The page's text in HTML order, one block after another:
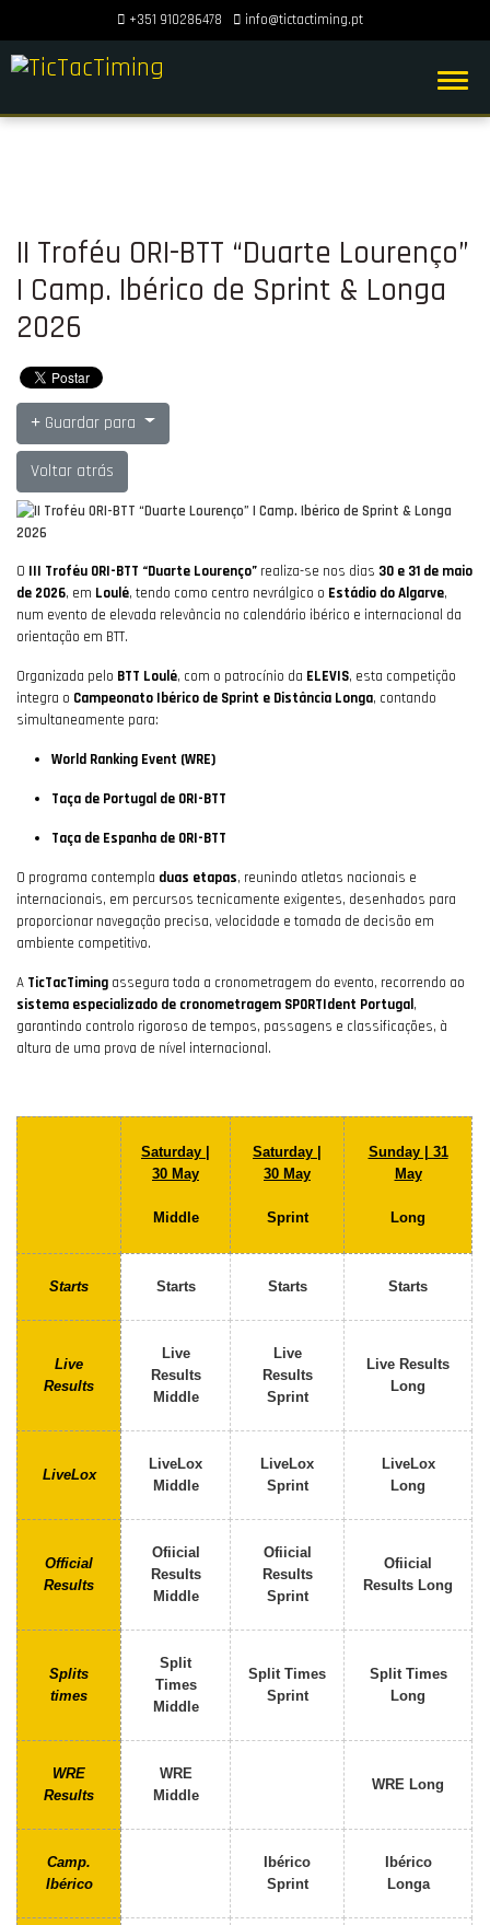
+351 910286478 info@tictactiming.pt
II Troféu ORI-BTT “Duarte Lourenço”
| Camp. Ibérico de Sprint & Longa
2026
Guardar para
Voltar atrás
O III Troféu ORI-BTT “Duarte Lourenço” realiza-se nos dias 30 e 31 de maio
de 2026, em Loulé, tendo como centro nevrálgico o Estádio do Algarve,
num evento de elevada relevância no calendário ibérico e internacional da
orientação em BTT.
Organizada pelo BTT Loulé, com o patrocínio da ELEVIS, esta competição
integra o Campeonato Ibérico de Sprint e Distância Longa, contando
simultaneamente para:
World Ranking Event (WRE)
Taça de Portugal de ORI-BTT
Taça de Espanha de ORI-BTT
O programa contempla duas etapas, reunindo atletas nacionais e
internacionais, em percursos tecnicamente exigentes, desenhados para
proporcionar navegação precisa, velocidade e tomada de decisão em
ambiente competitivo.
A TicTacTiming assegura toda a cronometragem do evento, recorrendo ao
sistema especializado de cronometragem SPORTIdent Portugal ,
garantindo controlo rigoroso de tempos, passagens e classificações, à
altura de uma prova de nível internacional.
Saturday |
30 May
Middle
Saturday |
30 May
Sprint
Sunday | 31
May
Long
Starts Starts Starts Starts
Live
Results
Live
Results
Middle
Live
Results
Sprint
Live Results
Long
LiveLox
LiveLox
Middle
LiveLox
Sprint
LiveLox
Long
Official
Results
Ofiicial
Results
Middle
Ofiicial
Results
Sprint
Ofiicial
Results Long
Splits
times
Split
Times
Middle
Split Times
Sprint
Split Times
Long
WRE
Results
WRE
Middle
WRE Long
Camp.
Ibérico
Ibérico
Sprint
Ibérico
Longa